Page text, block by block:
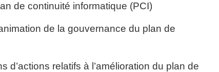
de continuité informatique (PCI)
de la gouvernance du plan de
d’actions relatifs à l’amélioration du plan de